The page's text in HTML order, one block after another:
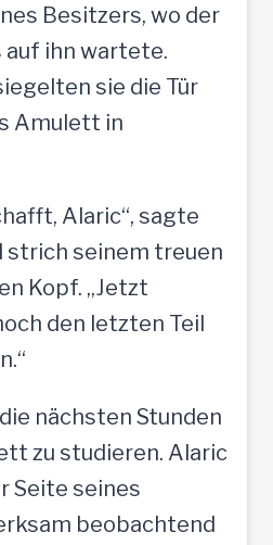
Besitzers, wo der
ihn wartete.
sie die Tür
Amulett in
Alaric“, sagte
strich seinem treuen
Kopf. „Jetzt
den letzten Teil
nächsten Stunden
zu studieren. Alaric
Seite seines
beobachtend